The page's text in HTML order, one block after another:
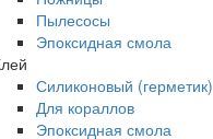
Пылесосы
Эпоксидная смола
Силиконовый (герметик)
Для кораллов
Эпоксидная смола